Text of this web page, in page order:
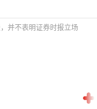
并不表明证券时报立场